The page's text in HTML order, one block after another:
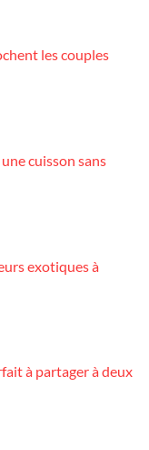
les couples
cuisson sans
exotiques à
à partager à deux